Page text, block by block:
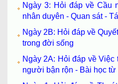
Ngày 3: Hỏi đáp về Cầu
nhân duyên - Quan sát -
Ngày 2B: Hỏi đáp về
trong đời sống
Ngày 2A: Hỏi đáp về
người bận rộn - Bài học từ